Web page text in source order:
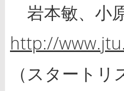
岩本敏、小
http://
（スタートリ